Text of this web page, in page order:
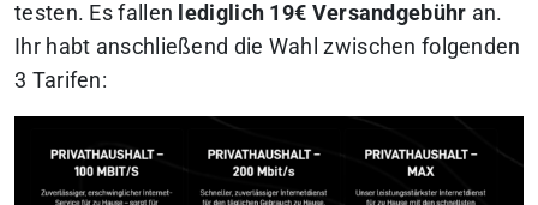
testen. Es fallen lediglich 19€ Versandgebühr an.
Ihr habt anschließend die Wahl zwischen folgenden
3 Tarifen: